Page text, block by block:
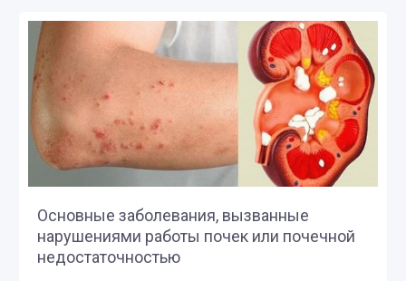
Основные заболевания, вызванные
нарушениями работы почек или почечной
недостаточностью